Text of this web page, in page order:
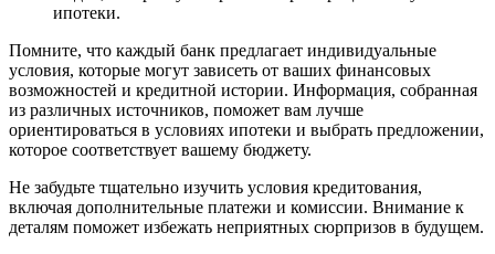
ипотеки.
Помните, что каждый банк предлагает индивидуальные
условия, которые могут зависеть от ваших финансовых
возможностей и кредитной истории. Информация, собранная
из различных источников, поможет вам лучше
ориентироваться в условиях ипотеки и выбрать предложении,
которое соответствует вашему бюджету.
Не забудьте тщательно изучить условия кредитования,
включая дополнительные платежи и комиссии. Внимание к
деталям поможет избежать неприятных сюрпризов в будущем.